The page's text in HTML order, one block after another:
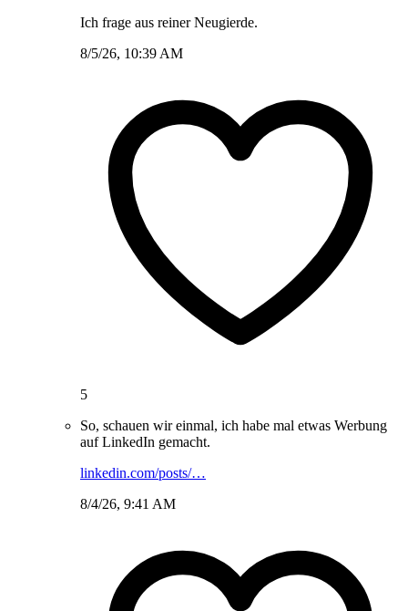
Ich frage aus reiner Neugierde.
8/5/26, 10:39 AM
5
So, schauen wir einmal, ich habe mal etwas Werbung
auf LinkedIn gemacht.
linkedin.com/posts/…
8/4/26, 9:41 AM